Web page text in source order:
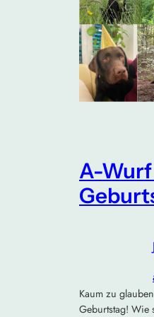
A-Wurf
Kaum zu
Geburtstag! Wie